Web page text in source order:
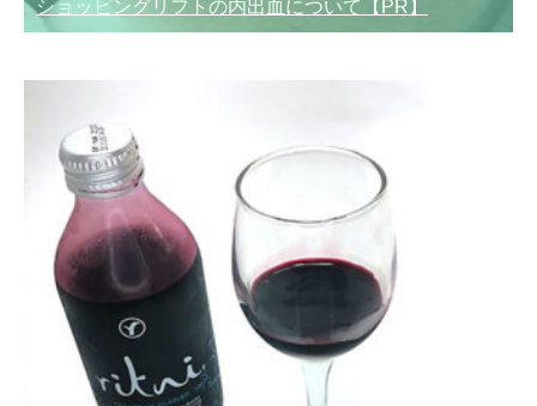
ショッピングリフトの内出血について【PR】